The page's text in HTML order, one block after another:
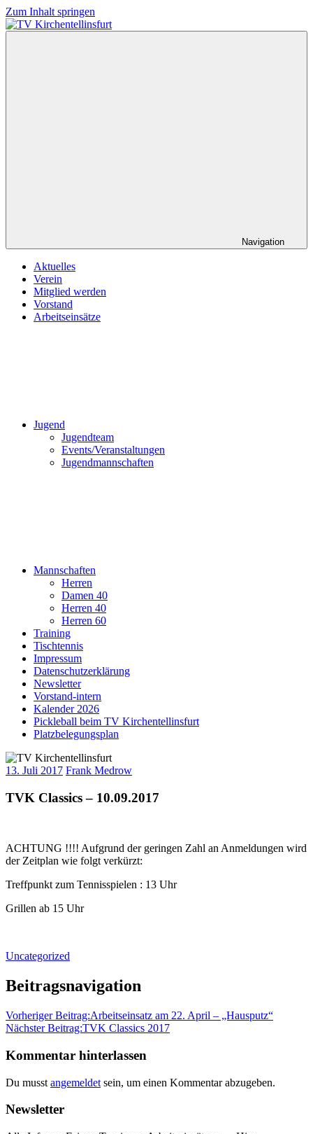
Zum Inhalt springen
Navigation
Aktuelles
Verein
Mitglied werden
Vorstand
Arbeitseinsätze
Jugend
Jugendteam
Events/Veranstaltungen
Jugendmannschaften
Mannschaften
Herren
Damen 40
Herren 40
Herren 60
Training
Tischtennis
Impressum
Datenschutzerklärung
Newsletter
Vorstand-intern
Kalender 2026
Pickleball beim TV Kirchentellinsfurt
Platzbelegungsplan
13. Juli 2017 Frank Medrow
TVK Classics – 10.09.2017
ACHTUNG !!!! Aufgrund der geringen Zahl an Anmeldungen wird
der Zeitplan wie folgt verkürzt:
Treffpunkt zum Tennisspielen : 13 Uhr
Grillen ab 15 Uhr
Uncategorized
Beitragsnavigation
Vorheriger Beitrag:Arbeitseinsatz am 22. April – „Hausputz“
Nächster Beitrag:TVK Classics 2017
Kommentar hinterlassen
Du musst angemeldet sein, um einen Kommentar abzugeben.
Newsletter